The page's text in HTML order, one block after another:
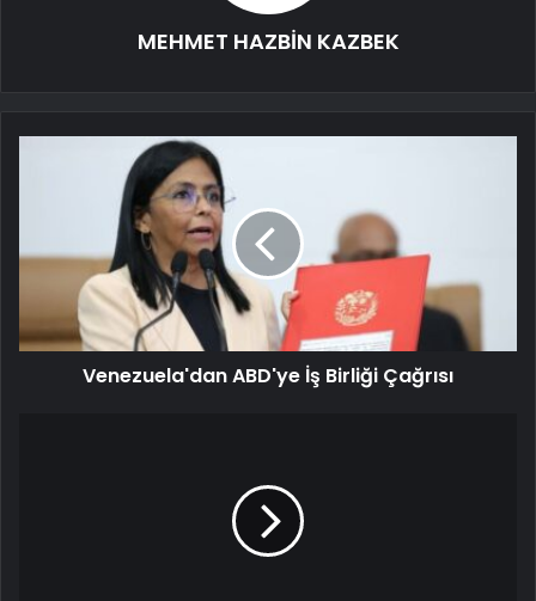
MEHMET HAZBİN KAZBEK
Venezuela'dan ABD'ye İş Birliği Çağrısı